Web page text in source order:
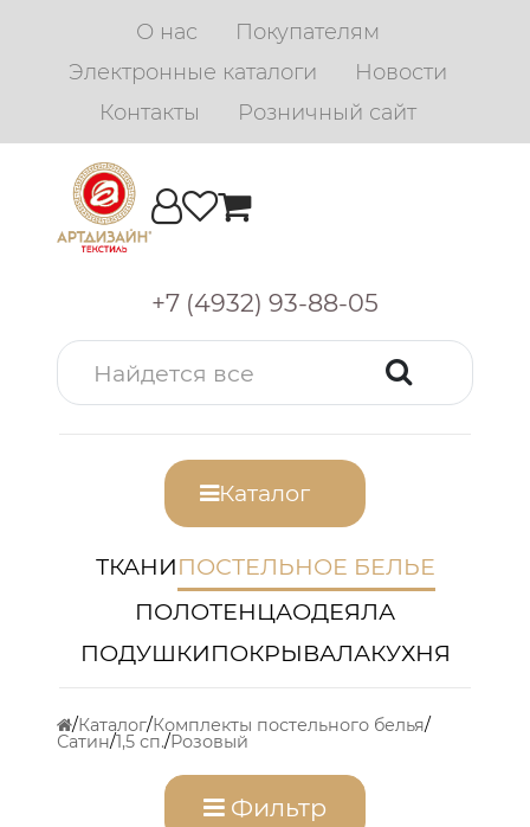
О нас
Покупателям
Электронные каталоги
Новости
Контакты
Розничный сайт
+7 (4932) 93-88-05
Каталог
ТКАНИПОСТЕЛЬНОЕ БЕЛЬЕ
ПОЛОТЕНЦАОДЕЯЛА
ПОДУШКИПОКРЫВАЛАКУХНЯ
Каталог Комплекты постельного белья
Сатин 1,5 сп. Розовый
Фильтр